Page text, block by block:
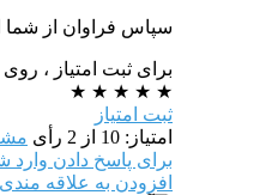
سپاس فراوان از شما
برای ثبت امتیاز ،
★
★
★
★
★
ثبت امتیاز
امتیاز: 10 از 2 رأی
برای پاسخ دادن وارد
افزودن به علاقه مندی